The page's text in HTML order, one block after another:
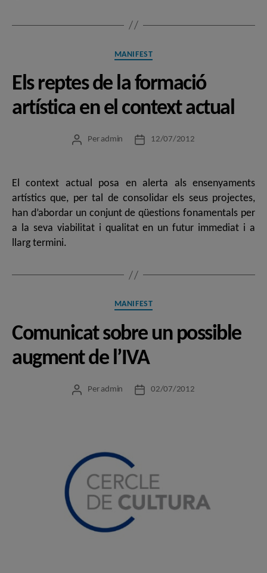
Categories
MANIFEST
Els reptes de la formació
artística en el context actual
Autor
Per admin
Data12/07/2012
El context actual posa en alerta als ensenyaments
artístics que, per tal de consolidar els seus projectes,
han d’abordar un conjunt de qüestions fonamentals per
a la seva viabilitat i qualitat en un futur immediat i a
llarg termini.
Categories
MANIFEST
Comunicat sobre un possible
augment de l’IVA
Autor
Per admin
Data02/07/2012